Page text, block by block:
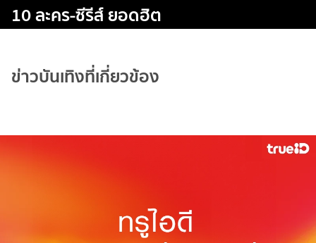
10 ละคร-ซีรีส์ ยอดฮิต
ข่าวบันเทิงที่เกี่ยวข้อง